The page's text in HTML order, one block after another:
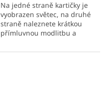
Na jedné straně kartičky je
vyobrazen světec, na druhé
straně naleznete krátkou
přímluvnou modlitbu a
stručně v bodech.